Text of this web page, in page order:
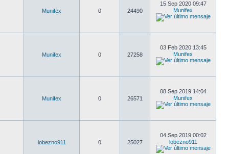
Munifex 0 24490
15 Sep 2020 09:47
Munifex
Munifex 0 27258
03 Feb 2020 13:45
Munifex
Munifex 0 26571
08 Sep 2019 14:04
Munifex
lobezno911 0 25027
04 Sep 2019 00:02
lobezno911